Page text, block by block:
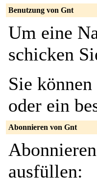
Benutzung von Gnt
Um eine
schicken
Sie
oder ein
Abonnieren von Gnt
ausfüllen: